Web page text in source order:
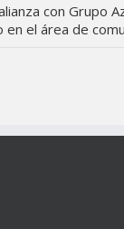
con Grupo
en el área de